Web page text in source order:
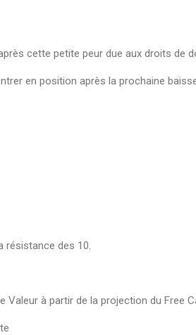
cette petite peur due aux droits de
en position après la prochaine
résistance des 10.
Valeur à partir de la projection du Free